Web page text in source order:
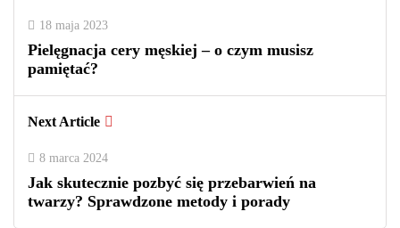
18 maja 2023
Pielęgnacja cery męskiej – o czym musisz
pamiętać?
Next Article
8 marca 2024
Jak skutecznie pozbyć się przebarwień na
twarzy? Sprawdzone metody i porady